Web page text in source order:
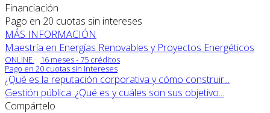
Financiación
Pago en 20 cuotas sin intereses
MÁS INFORMACIÓN
Maestría en Energías Renovables y Proyectos Energéticos
ONLINE
16 meses - 75 créditos
Pago en 20 cuotas sin intereses
¿Qué es la reputación corporativa y cómo construir...
Gestión pública: ¿Qué es y cuáles son sus objetivo...
Compártelo